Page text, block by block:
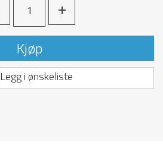
+
Kjøp
Legg i ønskeliste